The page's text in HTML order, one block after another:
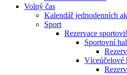
Volný čas
Kalendář jednodenních
Sport
Rezervace
Sportovní
Víceúčelové